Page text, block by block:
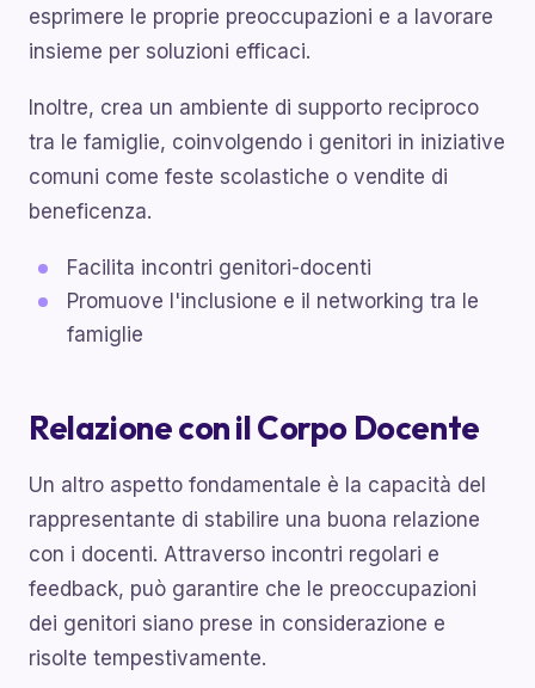
esprimere le proprie preoccupazioni e a lavorare
insieme per soluzioni efficaci.
Inoltre, crea un ambiente di supporto reciproco
tra le famiglie, coinvolgendo i genitori in iniziative
comuni come feste scolastiche o vendite di
beneficenza.
Facilita incontri genitori-docenti
Promuove l'inclusione e il networking tra le
famiglie
Relazione con il Corpo Docente
Un altro aspetto fondamentale è la capacità del
rappresentante di stabilire una buona relazione
con i docenti. Attraverso incontri regolari e
feedback, può garantire che le preoccupazioni
dei genitori siano prese in considerazione e
risolte tempestivamente.